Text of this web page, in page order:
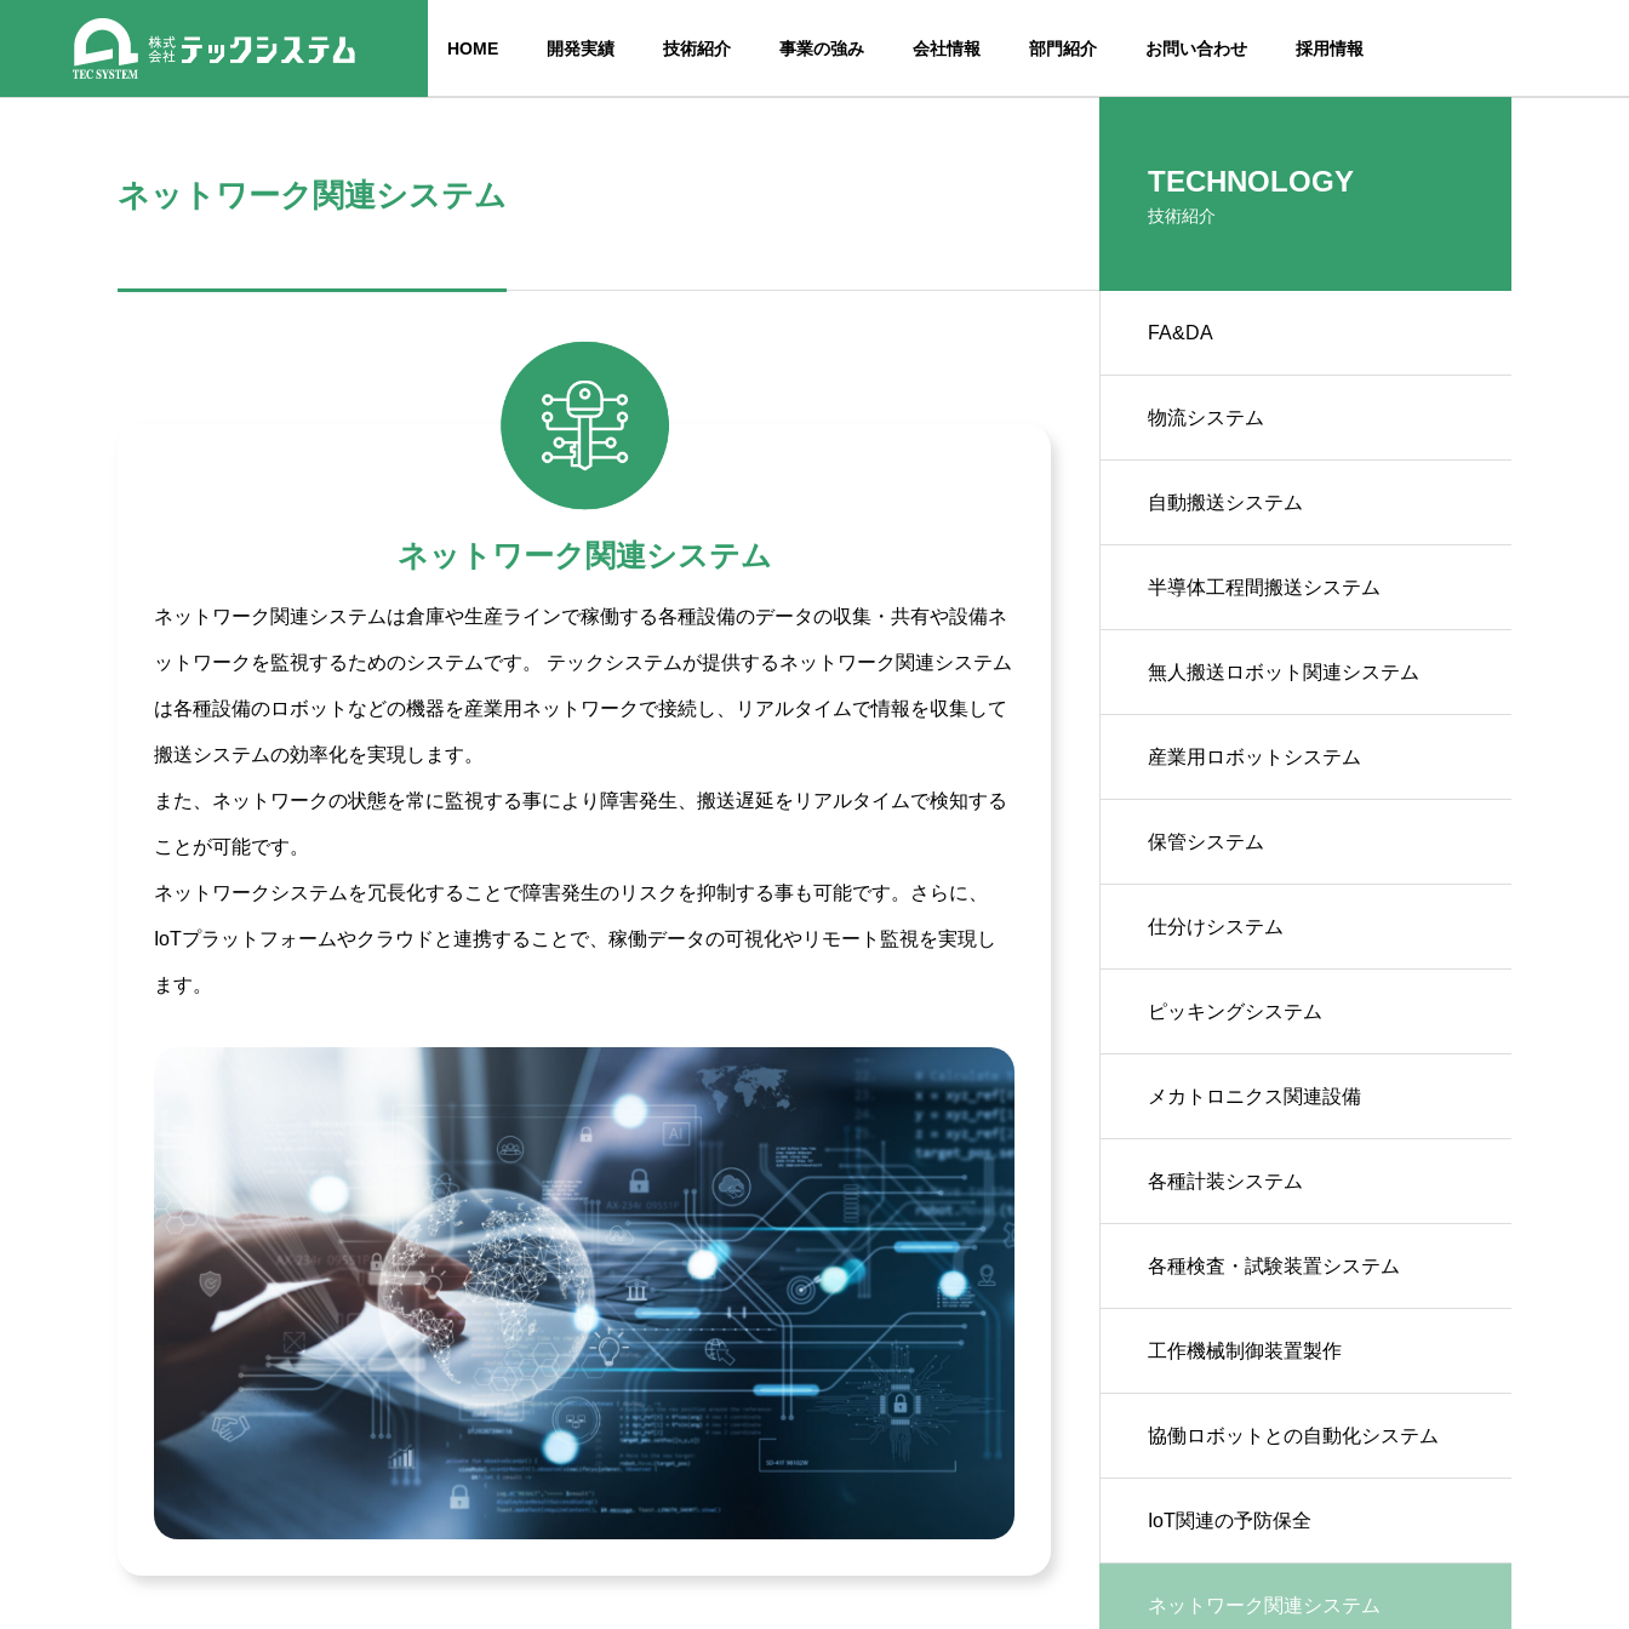
HOME 開発実績 技術紹介 事業の強み 会社情報 部門紹介 お問い合わせ 採用情報
ネットワーク関連システム
ネットワーク関連システム
ネットワーク関連システムは倉庫や生産ラインで稼働する各種設備のデータの収集・共有や設備ネ
ットワークを監視するためのシステムです。 テックシステムが提供するネットワーク関連システム
は各種設備のロボットなどの機器を産業用ネットワークで接続し、リアルタイムで情報を収集して
搬送システムの効率化を実現します。
また、ネットワークの状態を常に監視する事により障害発生、搬送遅延をリアルタイムで検知する
ことが可能です。
ネットワークシステムを冗長化することで障害発生のリスクを抑制する事も可能です。さらに、
IoTプラットフォームやクラウドと連携することで、稼働データの可視化やリモート監視を実現し
ます。
TECHNOLOGY
技術紹介
FA&DA
物流システム
自動搬送システム
半導体工程間搬送システム
無人搬送ロボット関連システム
産業用ロボットシステム
保管システム
仕分けシステム
ピッキングシステム
メカトロニクス関連設備
各種計装システム
各種検査・試験装置システム
工作機械制御装置製作
協働ロボットとの自動化システム
IoT関連の予防保全
ネットワーク関連システム